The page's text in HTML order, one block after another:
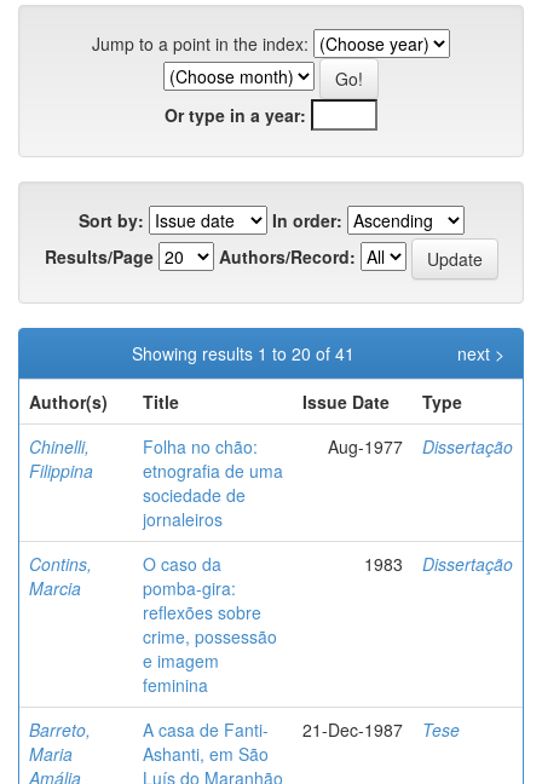
Jump to a point in the index:
Or type in a year:
Sort by:
In order:
Results/Page
Authors/Record:
Showing results 1 to 20 of 41
next >
Author(s)
Title Issue Date
Type
Chinelli,
Filippina
Folha no chão:
etnografia de uma
sociedade de
jornaleiros
Aug-1977 Dissertação
Contins,
Marcia
O caso da
pomba-gira:
reflexões sobre
crime, possessão
e imagem
feminina
1983 Dissertação
Barreto,
Maria
Amália
A casa de Fanti-
Ashanti, em São
Luís do Maranhão
21-Dec-1987 Tese